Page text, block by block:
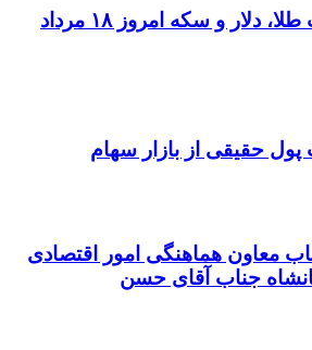
پیش‌بینی قیمت طلا، دلار و سکه امروز ۱۸ مرداد
معاون هماهنگی امور اقتصادی
جناب آقای حسن